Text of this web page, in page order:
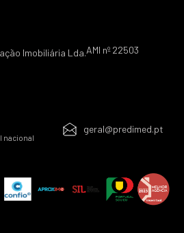
Imobiliária Lda.AMI nº 22503
nacional
geral@predimed.pt